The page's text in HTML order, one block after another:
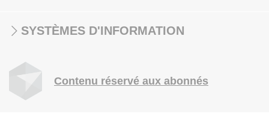
SYSTÈMES D'INFORMATION
Contenu réservé aux abonnés